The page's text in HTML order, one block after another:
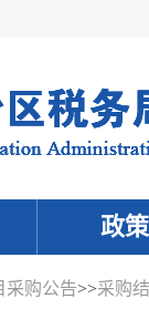
政
采购公告>>采购